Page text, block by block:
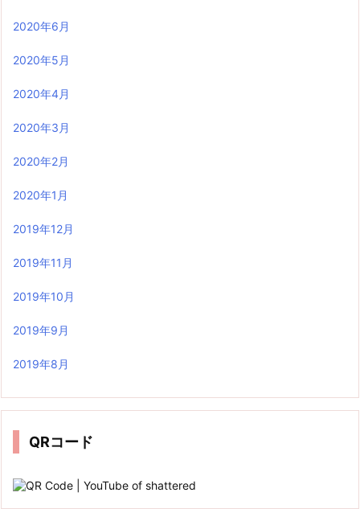
2020年6月
2020年5月
2020年4月
2020年3月
2020年2月
2020年1月
2019年12月
2019年11月
2019年10月
2019年9月
2019年8月
QRコード